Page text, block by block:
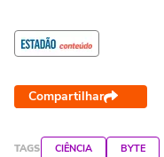
Compartilhar
TAGS CIÊNCIA BYTE